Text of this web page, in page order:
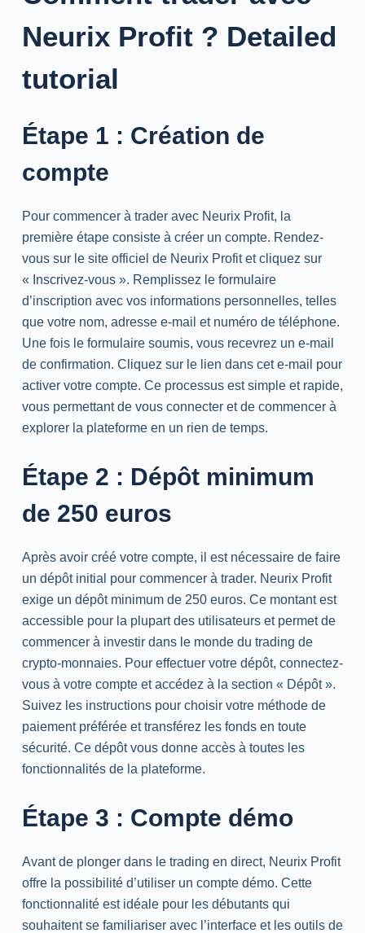
Neurix Profit ? Detailed
tutorial
Étape 1 : Création de
compte
Pour commencer à trader avec Neurix Profit, la
première étape consiste à créer un compte. Rendez-
vous sur le site officiel de Neurix Profit et cliquez sur
« Inscrivez-vous ». Remplissez le formulaire
d’inscription avec vos informations personnelles, telles
que votre nom, adresse e-mail et numéro de téléphone.
Une fois le formulaire soumis, vous recevrez un e-mail
de confirmation. Cliquez sur le lien dans cet e-mail pour
activer votre compte. Ce processus est simple et rapide,
vous permettant de vous connecter et de commencer à
explorer la plateforme en un rien de temps.
Étape 2 : Dépôt minimum
de 250 euros
Après avoir créé votre compte, il est nécessaire de faire
un dépôt initial pour commencer à trader. Neurix Profit
exige un dépôt minimum de 250 euros. Ce montant est
accessible pour la plupart des utilisateurs et permet de
commencer à investir dans le monde du trading de
crypto-monnaies. Pour effectuer votre dépôt, connectez-
vous à votre compte et accédez à la section « Dépôt ».
Suivez les instructions pour choisir votre méthode de
paiement préférée et transférez les fonds en toute
sécurité. Ce dépôt vous donne accès à toutes les
fonctionnalités de la plateforme.
Étape 3 : Compte démo
Avant de plonger dans le trading en direct, Neurix Profit
offre la possibilité d’utiliser un compte démo. Cette
fonctionnalité est idéale pour les débutants qui
souhaitent se familiariser avec l’interface et les outils de